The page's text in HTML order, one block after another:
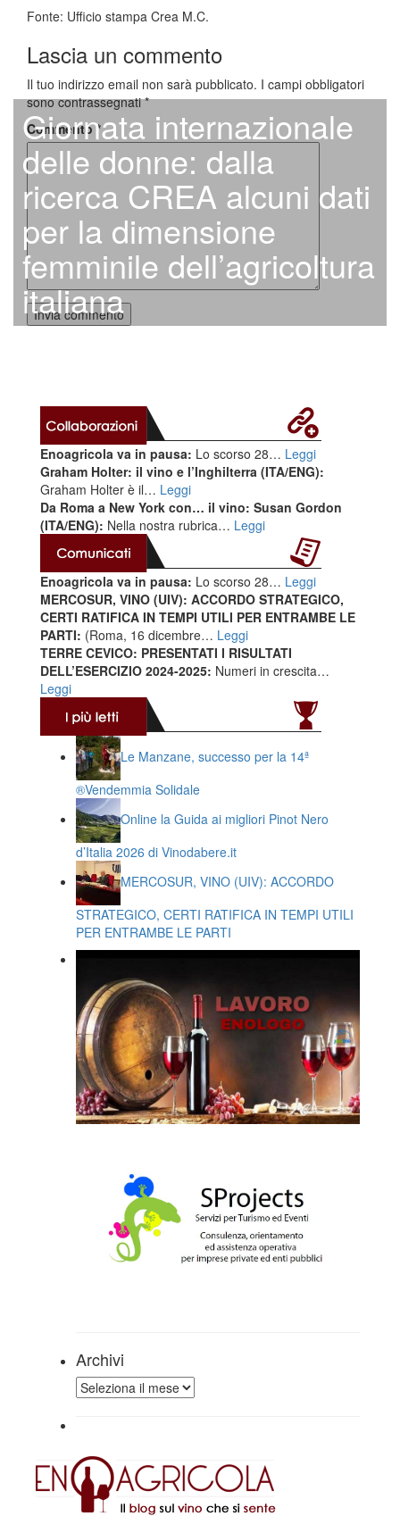
Giornata internazionale
delle donne: dalla
ricerca CREA alcuni dati
per la dimensione
femminile dell’agricoltura
italiana
Fonte: Ufficio stampa Crea M.C.
Lascia un commento
Il tuo indirizzo email non sarà pubblicato. I campi obbligatori
sono contrassegnati*
Commento*
Enoagricola va in pausa: Lo scorso 28… Leggi
Graham Holter: il vino e l’Inghilterra (ITA/ENG):
Graham Holter è il… Leggi
Da Roma a New York con… il vino: Susan Gordon
(ITA/ENG): Nella nostra rubrica… Leggi
Enoagricola va in pausa: Lo scorso 28… Leggi
MERCOSUR, VINO (UIV): ACCORDO STRATEGICO,
CERTI RATIFICA IN TEMPI UTILI PER ENTRAMBE LE
PARTI: (Roma, 16 dicembre… Leggi
TERRE CEVICO: PRESENTATI I RISULTATI
DELL’ESERCIZIO 2024-2025: Numeri in crescita…
Leggi
Le Manzane, successo per la 14ª
®️Vendemmia Solidale
Online la Guida ai migliori Pinot Nero
d’Italia 2026 di Vinodabere.it
MERCOSUR, VINO (UIV): ACCORDO
STRATEGICO, CERTI RATIFICA IN TEMPI UTILI
PER ENTRAMBE LE PARTI
Archivi
Archivi